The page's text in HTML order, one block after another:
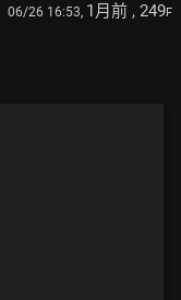
06/26 16:53, 1月前 , 249F